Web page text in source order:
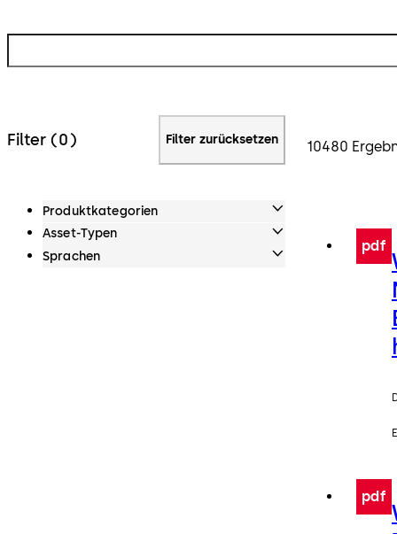
Filter (0) Filter zurücksetzen
Produktkategorien
Asset-Typen
Sprachen
10480
pdf
pdf